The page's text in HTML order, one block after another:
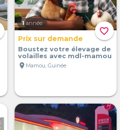
favorite_border
1 année
Prix sur demande
Boustez votre élevage de
volailles avec mdl-mamou
location_on Mamou, Guinée